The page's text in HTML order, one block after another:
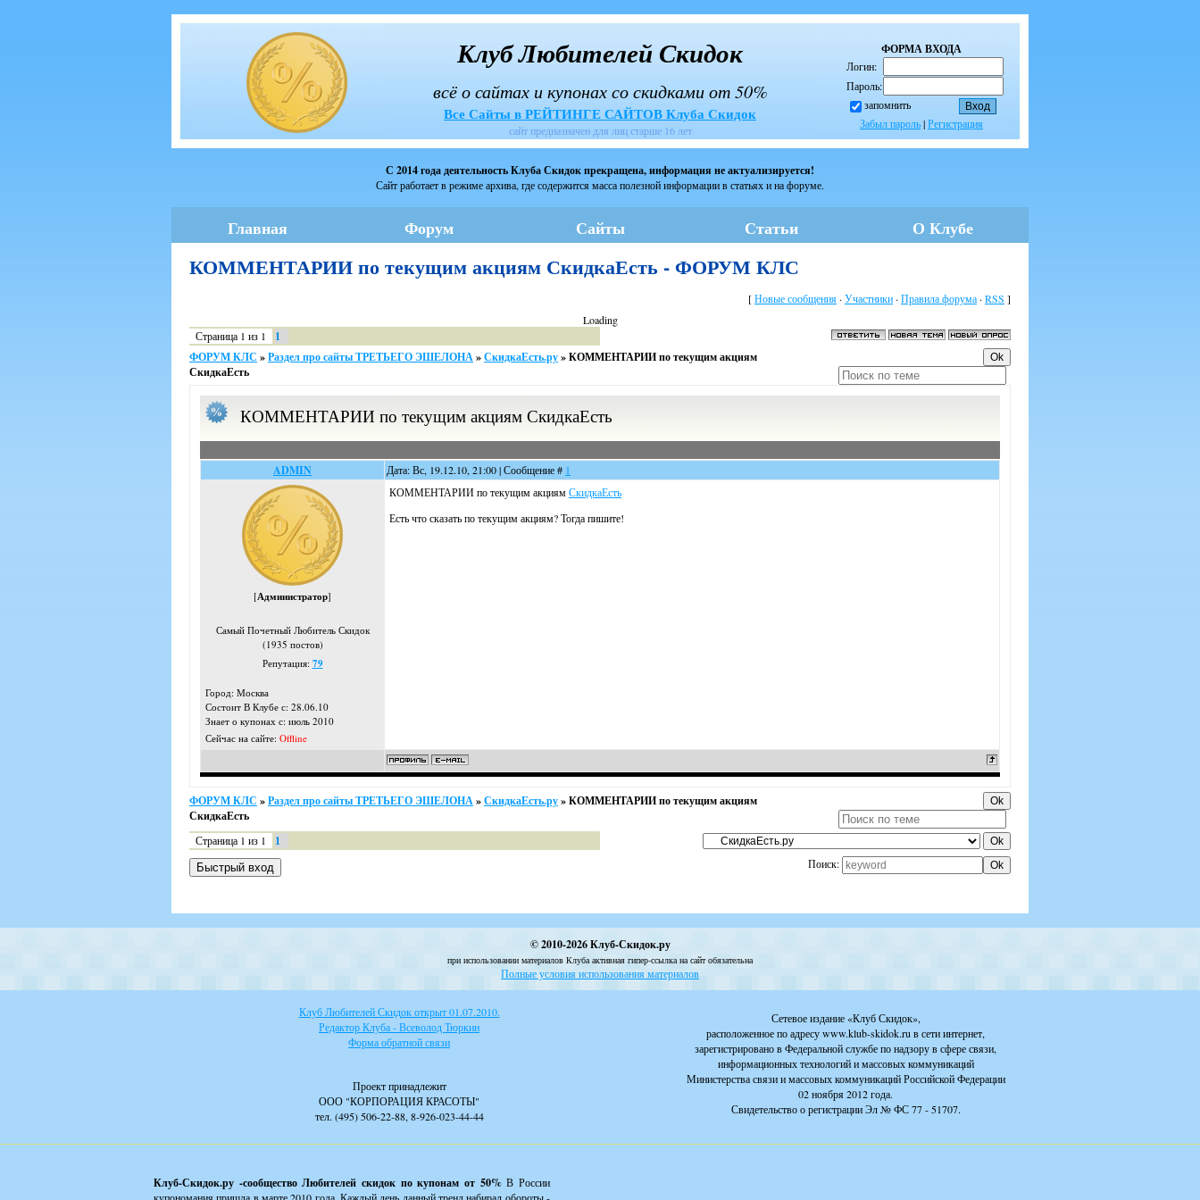
ФОРМА ВХОДА
Логин:
Пароль:
запомнить
Забыл пароль|Регистрация
Клуб Любителей Скидок
всё о сайтах и купонах со скидками от 50%
Все Сайты в РЕЙТИНГЕ САЙТОВ Клуба Скидок
сайт предназначен для лиц старше 16 лет
С 2014 года деятельность Клуба Скидок прекращена, информация не актуализируется!
Сайт работает в режиме архива, где содержится масса полезной информации в статьях и на форуме.
Главная Форум Сайты Статьи О Клубе
КОММЕНТАРИИ по текущим акциям СкидкаЕсть - ФОРУМ КЛС
[Новые сообщения · Участники · Правила форума · RSS ]
Loading
Страница 1 из 1
1
ФОРУМ КЛС »Раздел про сайты ТРЕТЬЕГО ЭШЕЛОНА»СкидкаЕсть.ру»КОММЕНТАРИИ по текущим акциям
СкидкаЕсть
КОММЕНТАРИИ по текущим акциям СкидкаЕсть
ADMIN Дата: Вс, 19.12.10, 21:00 | Сообщение # 1
[Администратор]
Самый Почетный Любитель Скидок
(1935 постов)
Репутация: 79
Город: Москва
Состоит В Клубе с: 28.06.10
Знает о купонах с: июль 2010
Сейчас на сайте: Offline
КОММЕНТАРИИ по текущим акциямСкидкаЕсть
Есть что сказать по текущим акциям? Тогда пишите!
ФОРУМ КЛС »Раздел про сайты ТРЕТЬЕГО ЭШЕЛОНА»СкидкаЕсть.ру»КОММЕНТАРИИ по текущим акциям
СкидкаЕсть
Страница 1 из 1 1
Поиск:
© 2010-2026 Клуб-Скидок.ру
при использовании материалов Клуба активная гипер-ссылка на сайт обязательна
Полные условия использования материалов
Клуб Любителей Скидок открыт 01.07.2010.
Редактор Клуба - Всеволод Тюркин
Форма обратной связи
Проект принадлежит
ООО "КОРПОРАЦИЯ КРАСОТЫ"
тел. (495) 506-22-88, 8-926-023-44-44
Сетевое издание «Клуб Скидок»,
расположенное по адресу www.klub-skidok.ru в сети интернет,
зарегистрировано в Федеральной службе по надзору в сфере связи,
информационных технологий и массовых коммуникаций
Министерства связи и массовых коммуникаций Российской Федерации
02 ноября 2012 года.
Свидетельство о регистрации Эл № ФС 77 - 51707.
Клуб-Скидок.ру -сообщество Любителей скидок по купонам от 50%В России